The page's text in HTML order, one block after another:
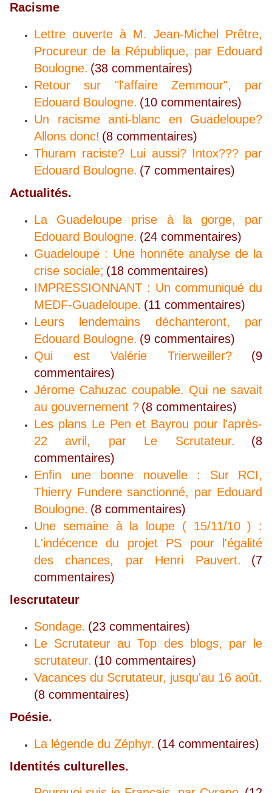
Racisme
Lettre ouverte à M. Jean-Michel Prêtre,
Procureur de la République, par Edouard
Boulogne. (38 commentaires)
Retour sur "l'affaire Zemmour", par
Edouard Boulogne. (10 commentaires)
Un racisme anti-blanc en Guadeloupe?
Allons donc! (8 commentaires)
Thuram raciste? Lui aussi? Intox??? par
Edouard Boulogne. (7 commentaires)
Actualités.
La Guadeloupe prise à la gorge, par
Edouard Boulogne. (24 commentaires)
Guadeloupe : Une honnête analyse de la
crise sociale; (18 commentaires)
IMPRESSIONNANT : Un communiqué du
MEDF-Guadeloupe. (11 commentaires)
Leurs lendemains déchanteront, par
Edouard Boulogne. (9 commentaires)
Qui est Valérie Trierweiller?
(9
commentaires)
Jérome Cahuzac coupable. Qui ne savait
au gouvernement ? (8 commentaires)
Les plans Le Pen et Bayrou pour l'après-
22 avril, par Le Scrutateur.
(8
commentaires)
Enfin une bonne nouvelle : Sur RCI,
Thierry Fundere sanctionné, par Edouard
Boulogne. (8 commentaires)
Une semaine à la loupe ( 15/11/10 ) :
L'indécence du projet PS pour l'égalité
des chances, par Henri Pauvert.
(7
commentaires)
lescrutateur
Sondage. (23 commentaires)
Le Scrutateur au Top des blogs, par le
scrutateur. (10 commentaires)
Vacances du Scrutateur, jusqu'au 16 août.
(8 commentaires)
Poésie.
La légende du Zéphyr. (14 commentaires)
Identités culturelles.